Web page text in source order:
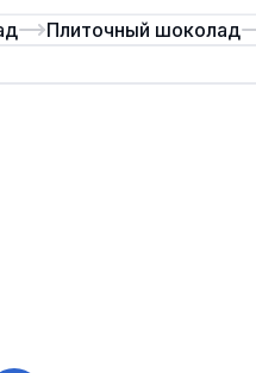
Плиточный шоколад